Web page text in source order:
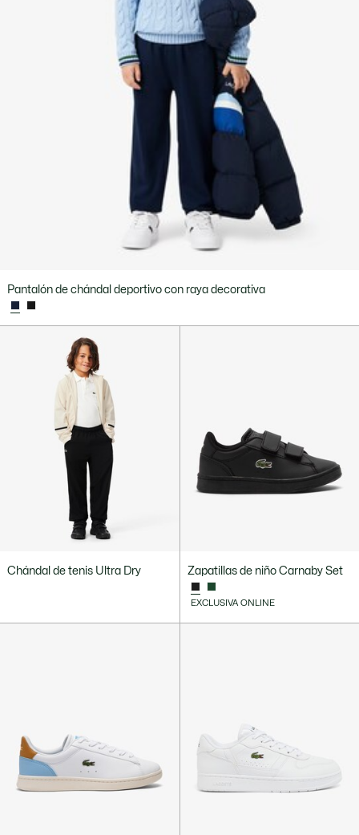
Pantalón de chándal deportivo con raya decorativa
Chándal de tenis Ultra Dry Zapatillas de niño Carnaby Set
EXCLUSIVA ONLINE